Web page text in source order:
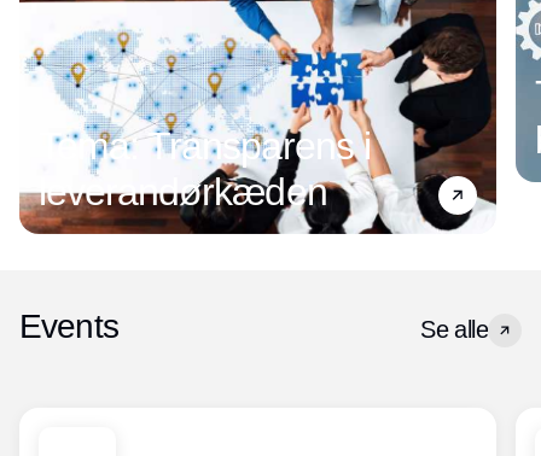
Tema: Transparens i
leverandørkæden
Events Se alle